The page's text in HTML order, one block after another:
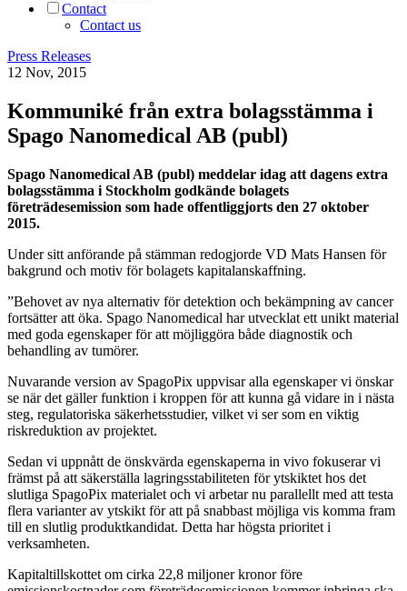
Contact
Contact us
Press Releases
12 Nov, 2015
Kommuniké från extra bolagsstämma i
Spago Nanomedical AB (publ)
Spago Nanomedical AB (publ) meddelar idag att dagens extra
bolagsstämma i Stockholm godkände bolagets
företrädesemission som hade offentliggjorts den 27 oktober
2015.
Under sitt anförande på stämman redogjorde VD Mats Hansen för
bakgrund och motiv för bolagets kapitalanskaffning.
”Behovet av nya alternativ för detektion och bekämpning av cancer
fortsätter att öka. Spago Nanomedical har utvecklat ett unikt material
med goda egenskaper för att möjliggöra både diagnostik och
behandling av tumörer.
Nuvarande version av SpagoPix uppvisar alla egenskaper vi önskar
se när det gäller funktion i kroppen för att kunna gå vidare in i nästa
steg, regulatoriska säkerhetsstudier, vilket vi ser som en viktig
riskreduktion av projektet.
Sedan vi uppnått de önskvärda egenskaperna in vivo fokuserar vi
främst på att säkerställa lagringsstabiliteten för ytskiktet hos det
slutliga SpagoPix materialet och vi arbetar nu parallellt med att testa
flera varianter av ytskikt för att på snabbast möjliga vis komma fram
till en slutlig produktkandidat. Detta har högsta prioritet i
verksamheten.
Kapitaltillskottet om cirka 22,8 miljoner kronor före